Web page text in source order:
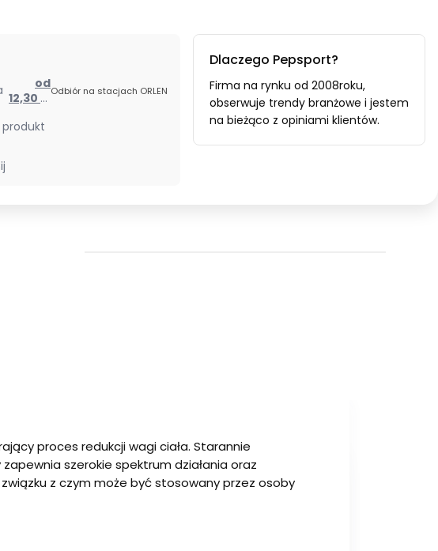
od
12,30 zł
Paczka
Odbiór na stacjach ORLEN
Dlaczego Pepsport?
Firma na rynku od 2008roku,
obserwuje trendy branżowe i jestem
na bieżąco z opiniami klientów.
proces redukcji wagi ciała. Starannie
szerokie spektrum działania oraz
z czym może być stosowany przez osoby